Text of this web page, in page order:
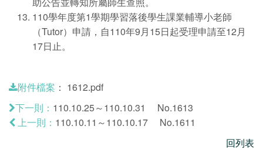
110學年度第1學期學習落後學生課業輔導小老師
（Tutor）申請，自110年9月15日起受理申請至12月
17日止。
附件檔案 ： 1612.pdf
下一則： 110.10.25～110.10.31 No.1613
上一則： 110.10.11～110.10.17 No.1611
回列表